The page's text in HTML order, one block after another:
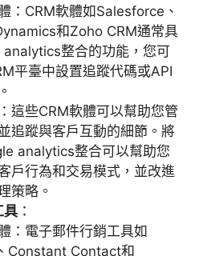
： CRM軟體如 Salesforce 、
和 Zoho CRM通常具
analytics整合的功能，您可
平臺中設置追蹤代碼或API
這些CRM軟體可以幫助您管
追蹤與客戶互動的細節。將
analytics整合可以幫助您
戶行為和交易模式，並改進
策略。
具 ：
：電子郵件行銷工具如
Constant Contact和